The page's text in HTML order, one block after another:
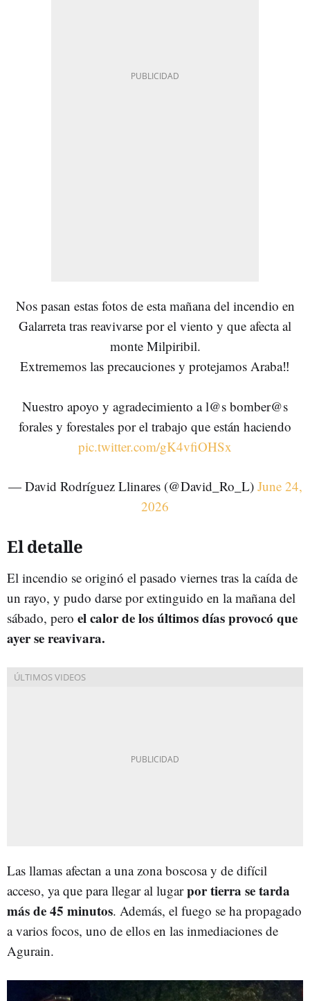
Nos pasan estas fotos de esta mañana del incendio en
Galarreta tras reavivarse por el viento y que afecta al
monte Milpiribil.
Extrememos las precauciones y protejamos Araba‼️
Nuestro apoyo y agradecimiento a l@s bomber@s
forales y forestales por el trabajo que están haciendo
pic.twitter.com/gK4vfiOHSx
— David Rodríguez Llinares (@David_Ro_L) June 24,
2026
El detalle
El incendio se originó el pasado viernes tras la caída de
un rayo, y pudo darse por extinguido en la mañana del
sábado, pero el calor de los últimos días provocó que
ayer se reavivara.
Las llamas afectan a una zona boscosa y de difícil
acceso, ya que para llegar al lugarpor tierra se tarda
más de 45 minutos. Además, el fuego se ha propagado
a varios focos, uno de ellos en las inmediaciones de
Agurain.